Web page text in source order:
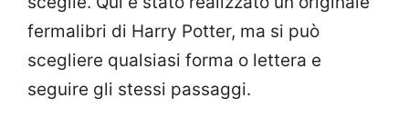
fermalibri di Harry Potter, ma si può
scegliere qualsiasi forma o lettera e
seguire gli stessi passaggi.